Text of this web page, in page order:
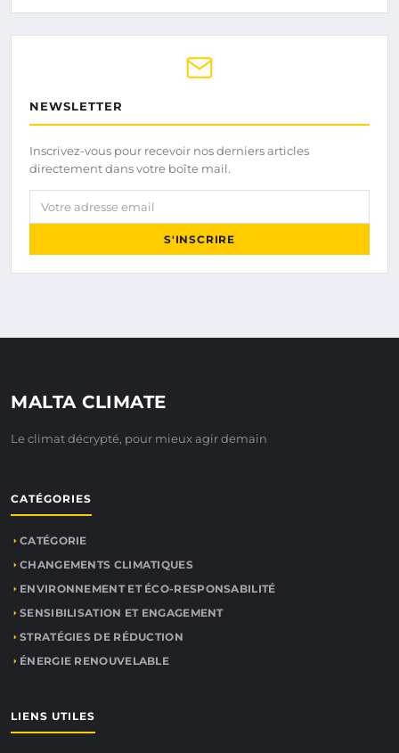
NEWSLETTER
Inscrivez-vous pour recevoir nos derniers articles
directement dans votre boîte mail.
Votre adresse email
S'INSCRIRE
MALTA CLIMATE
Le climat décrypté, pour mieux agir demain
CATÉGORIES
CATÉGORIE
CHANGEMENTS CLIMATIQUES
ENVIRONNEMENT ET ÉCO-RESPONSABILITÉ
SENSIBILISATION ET ENGAGEMENT
STRATÉGIES DE RÉDUCTION
ÉNERGIE RENOUVELABLE
LIENS UTILES